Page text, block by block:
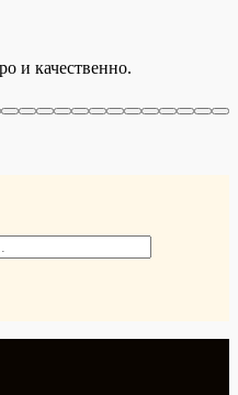
и качественно.